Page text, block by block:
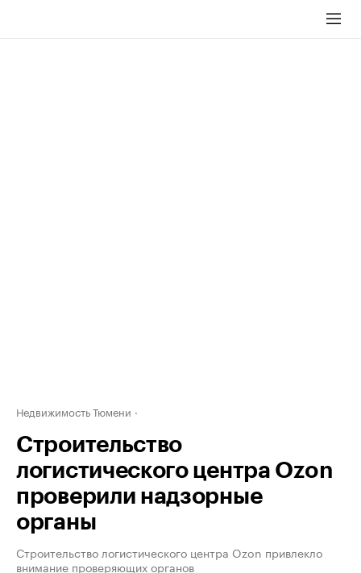
Недвижимость Тюмени
Строительство
логистического центра Ozon
проверили надзорные
органы
Строительство логистического центра Ozon привлекло
внимание проверяющих органов